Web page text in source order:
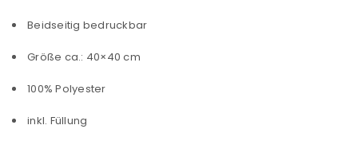
Beidseitig bedruckbar
Größe ca.: 40×40 cm
100% Polyester
inkl. Füllung